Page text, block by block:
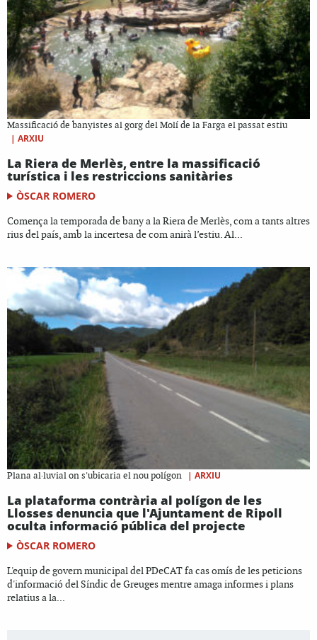
Massificació de banyistes al gorg del Molí de la Farga el passat estiu
| ARXIU
La Riera de Merlès, entre la massificació
turística i les restriccions sanitàries
ÒSCAR ROMERO
Comença la temporada de bany a la Riera de Merlès, com a tants altres
rius del país, amb la incertesa de com anirà l’estiu. Al...
Plana al·luvial on s'ubicaria el nou polígon | ARXIU
La plataforma contrària al polígon de les
Llosses denuncia que l'Ajuntament de Ripoll
oculta informació pública del projecte
ÒSCAR ROMERO
L'equip de govern municipal del PDeCAT fa cas omís de les peticions
d'informació del Síndic de Greuges mentre amaga informes i plans
relatius a la...